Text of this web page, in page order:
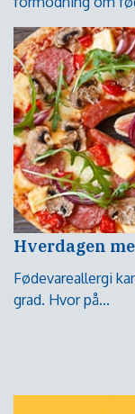
Hverdagen
Fødevareallergi
grad. Hvor på...